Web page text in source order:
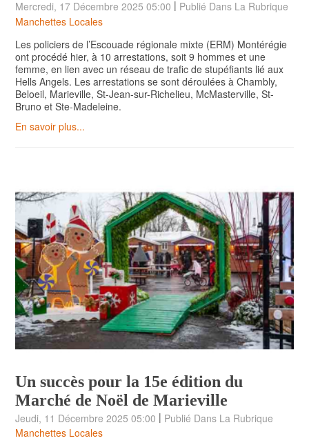
Mercredi, 17 Décembre 2025 05:00 | Publié Dans La Rubrique
Manchettes Locales
Les policiers de l’Escouade régionale mixte (ERM) Montérégie
ont procédé hier, à 10 arrestations, soit 9 hommes et une
femme, en lien avec un réseau de trafic de stupéfiants lié aux
Hells Angels. Les arrestations se sont déroulées à Chambly,
Beloeil, Marieville, St-Jean-sur-Richelieu, McMasterville, St-
Bruno et Ste-Madeleine.
En savoir plus...
Un succès pour la 15e édition du
Marché de Noël de Marieville
Jeudi, 11 Décembre 2025 05:00 | Publié Dans La Rubrique
Manchettes Locales